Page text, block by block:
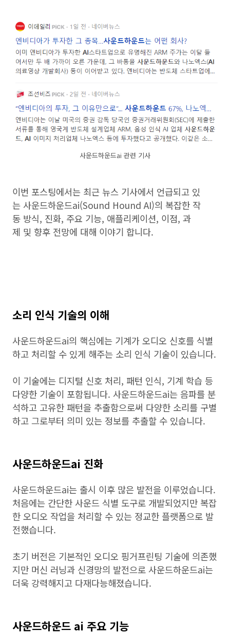
사운드하운드ai 관련 기사
이번 포스팅에서는 최근 뉴스 기사에서 언급되고 있
는 사운드하운드ai(Sound Hound AI)의 복잡한 작
동 방식, 진화, 주요 기능, 애플리케이션, 이점, 과
제 및 향후 전망에 대해 이야기 합니다.
소리 인식 기술의 이해
사운드하운드ai의 핵심에는 기계가 오디오 신호를 식별
하고 처리할 수 있게 해주는 소리 인식 기술이 있습니다.
이 기술에는 디지털 신호 처리, 패턴 인식, 기계 학습 등
다양한 기술이 포함됩니다. 사운드하운드ai는 음파를 분
석하고 고유한 패턴을 추출함으로써 다양한 소리를 구별
하고 그로부터 의미 있는 정보를 추출할 수 있습니다.
사운드하운드ai 진화
사운드하운드ai는 출시 이후 많은 발전을 이루었습니다.
처음에는 간단한 사운드 식별 도구로 개발되었지만 복잡
한 오디오 작업을 처리할 수 있는 정교한 플랫폼으로 발
전했습니다.
초기 버전은 기본적인 오디오 핑거프린팅 기술에 의존했
지만 머신 러닝과 신경망의 발전으로 사운드하운드ai는
더욱 강력해지고 다재다능해졌습니다.
사운드하운드 ai 주요 기능